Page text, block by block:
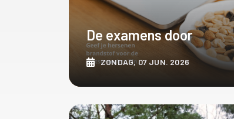
De examens door
ZONDAG, 07 JUN. 2026
ONTDEK MEER